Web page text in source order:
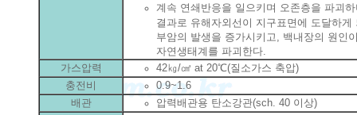
계속 연쇄반응을 일으키며 오존층을 파괴
결과로 유해자외선이 지구표면에 도달하게
부암의 발생을 증가시키고, 백내장의 원인
자연생태계를 파괴한다.
가스압력
42㎏/㎠ at 20℃(질소가스 축압)
충전비
0.9~1.6
배관
압력배관용 탄소강관(sch. 40 이상)